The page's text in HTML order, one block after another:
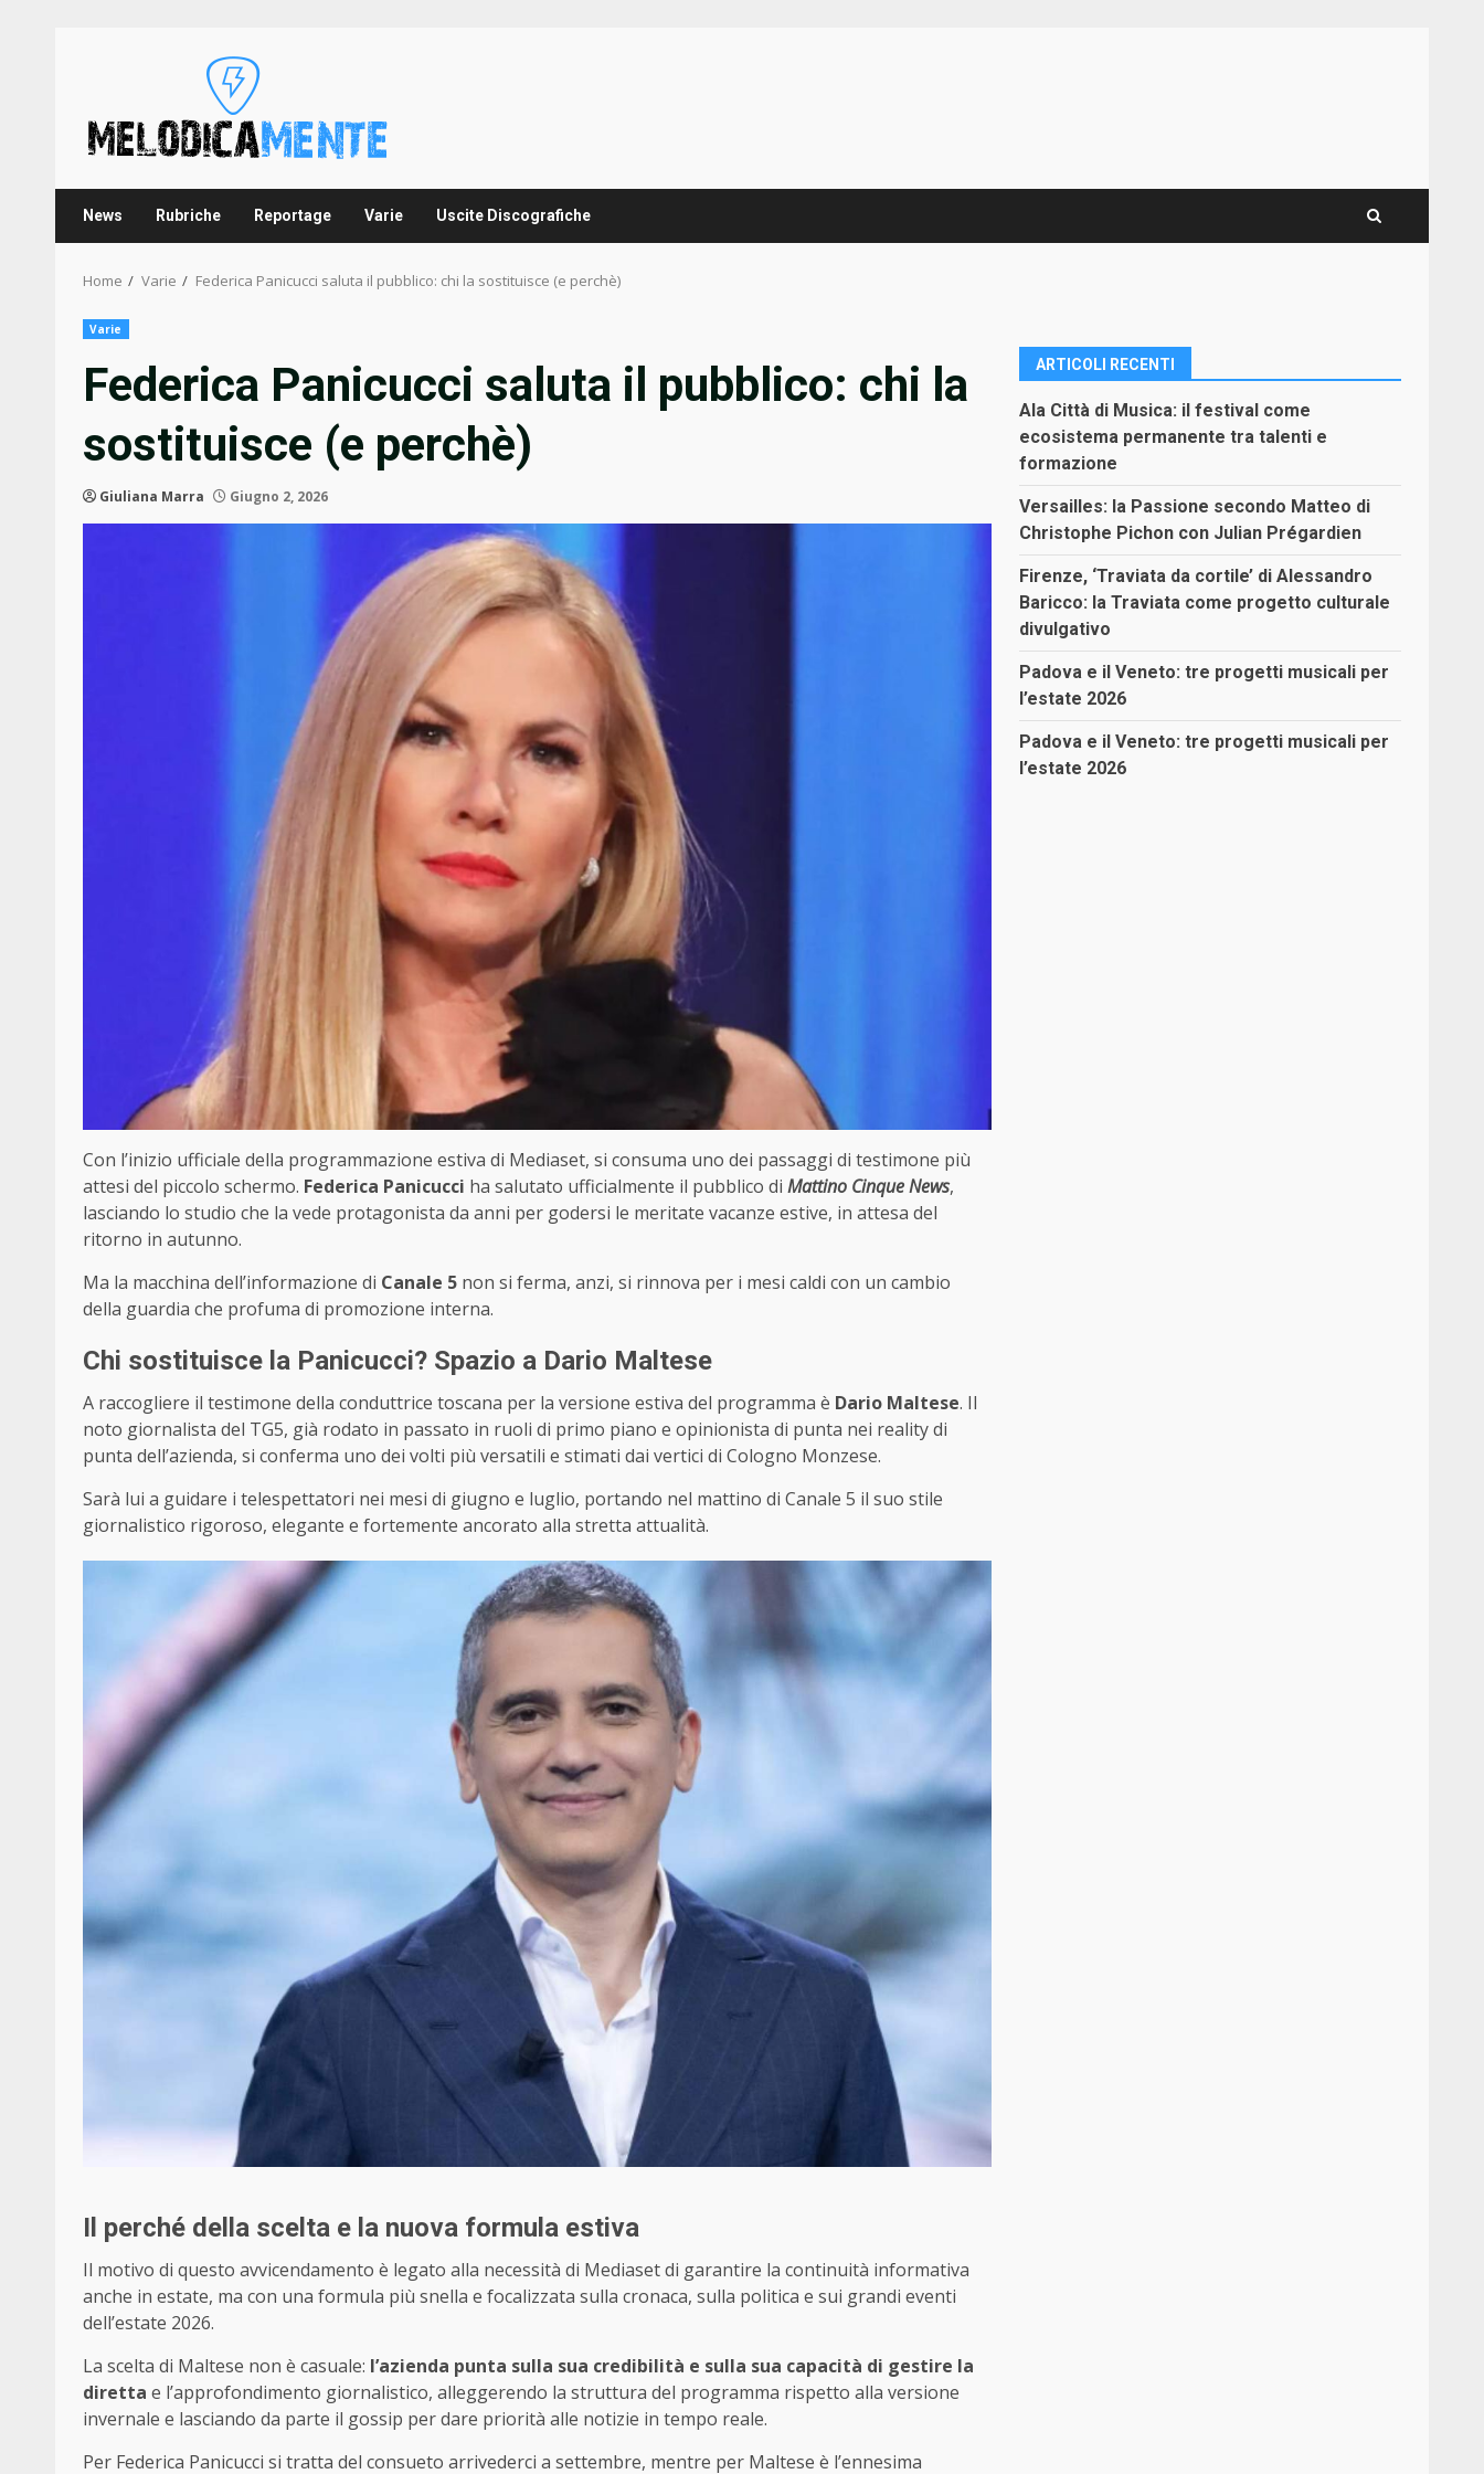
News Rubriche Reportage Varie Uscite Discografiche
Home Varie Federica Panicucci saluta il pubblico: chi la sostituisce (e perchè)
Varie
Federica Panicucci saluta il pubblico: chi la
sostituisce (e perchè)
Giuliana Marra Giugno 2, 2026
Con l’inizio ufficiale della programmazione estiva di Mediaset, si consuma uno dei passaggi di testimone più
attesi del piccolo schermo. Federica Panicucci ha salutato ufficialmente il pubblico di Mattino Cinque News,
lasciando lo studio che la vede protagonista da anni per godersi le meritate vacanze estive, in attesa del
ritorno in autunno.
Ma la macchina dell’informazione di Canale 5 non si ferma, anzi, si rinnova per i mesi caldi con un cambio
della guardia che profuma di promozione interna.
Chi sostituisce la Panicucci? Spazio a Dario Maltese
A raccogliere il testimone della conduttrice toscana per la versione estiva del programma è Dario Maltese. Il
noto giornalista del TG5, già rodato in passato in ruoli di primo piano e opinionista di punta nei reality di
punta dell’azienda, si conferma uno dei volti più versatili e stimati dai vertici di Cologno Monzese.
Sarà lui a guidare i telespettatori nei mesi di giugno e luglio, portando nel mattino di Canale 5 il suo stile
giornalistico rigoroso, elegante e fortemente ancorato alla stretta attualità.
Il perché della scelta e la nuova formula estiva
Il motivo di questo avvicendamento è legato alla necessità di Mediaset di garantire la continuità informativa
anche in estate, ma con una formula più snella e focalizzata sulla cronaca, sulla politica e sui grandi eventi
dell’estate 2026.
La scelta di Maltese non è casuale: l’azienda punta sulla sua credibilità e sulla sua capacità di gestire la
diretta e l’approfondimento giornalistico, alleggerendo la struttura del programma rispetto alla versione
invernale e lasciando da parte il gossip per dare priorità alle notizie in tempo reale.
Per Federica Panicucci si tratta del consueto arrivederci a settembre, mentre per Maltese è l’ennesima
ARTICOLI RECENTI
Ala Città di Musica: il festival come
ecosistema permanente tra talenti e
formazione
Versailles: la Passione secondo Matteo di
Christophe Pichon con Julian Prégardien
Firenze, ‘Traviata da cortile’ di Alessandro
Baricco: la Traviata come progetto culturale
divulgativo
Padova e il Veneto: tre progetti musicali per
l’estate 2026
Padova e il Veneto: tre progetti musicali per
l’estate 2026